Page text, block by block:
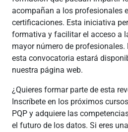
acompañan a los profesionales
certificaciones. Esta iniciativa
formativa y facilitar el acceso a
mayor número de
esta convocatoria estará
nuestra página web.
¿Quieres formar parte de esta
Inscríbete en los próximos
PQP y adquiere las
el futuro de los datos. Si eres